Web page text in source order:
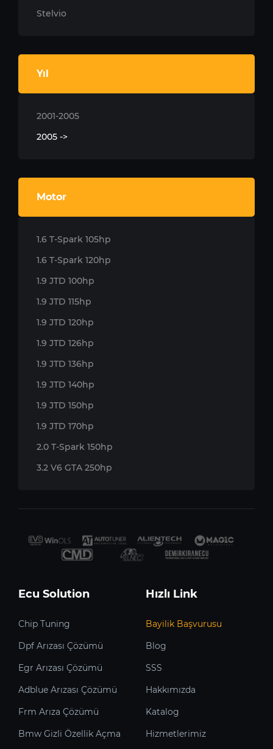
Stelvio
Yıl
2001-2005
2005 ->
Motor
1.6 T-Spark 105hp
1.6 T-Spark 120hp
1.9 JTD 100hp
1.9 JTD 115hp
1.9 JTD 120hp
1.9 JTD 126hp
1.9 JTD 136hp
1.9 JTD 140hp
1.9 JTD 150hp
1.9 JTD 170hp
2.0 T-Spark 150hp
3.2 V6 GTA 250hp
Ecu Solution
Chip Tuning
Dpf Arızası Çözümü
Egr Arızası Çözümü
Adblue Arızası Çözümü
Frm Arıza Çözümü
Bmw Gizli Özellik Açma
Hızlı Link
Bayilik Başvurusu
Blog
SSS
Hakkımızda
Katalog
Hizmetlerimiz